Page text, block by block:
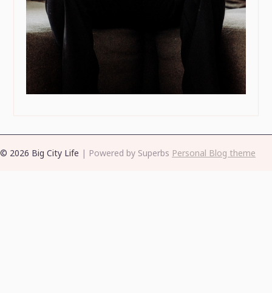
© 2026 Big City Life | Powered by Superbs Personal Blog theme